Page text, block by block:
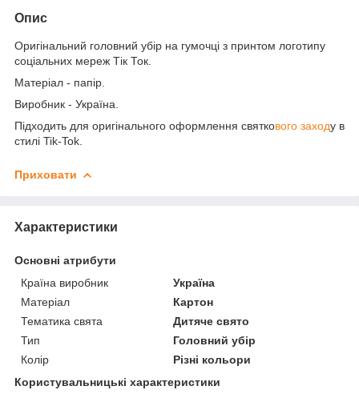
Опис
Оригінальний головний убір на гумочці з принтом логотипу
соціальних мереж Тік Ток.
Матеріал - папір.
Виробник - Україна.
Підходить для оригінального оформлення святкового заходу в
стилі Tik-Tok.
Приховати
Характеристики
Основні атрибути
Країна виробник
Україна
Матеріал
Картон
Тематика свята
Дитяче свято
Тип
Головний убір
Колір
Різні кольори
Користувальницькі характеристики